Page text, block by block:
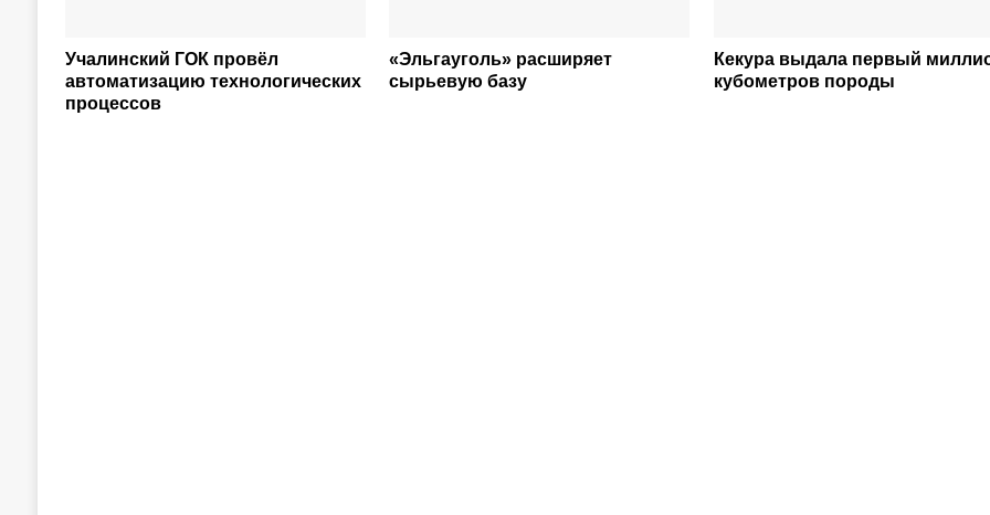
Учалинский ГОК провёл
автоматизацию технологических
процессов
«Эльгауголь» расширяет
сырьевую базу
Кекура выдала первый
кубометров породы